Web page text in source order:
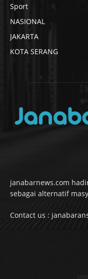
Sport
NASIONAL
JAKARTA
KOTA SERANG
janabarnews.com
sebagai alternatif
Contact us :